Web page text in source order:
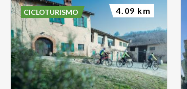
CICLOTURISMO 4.09 km